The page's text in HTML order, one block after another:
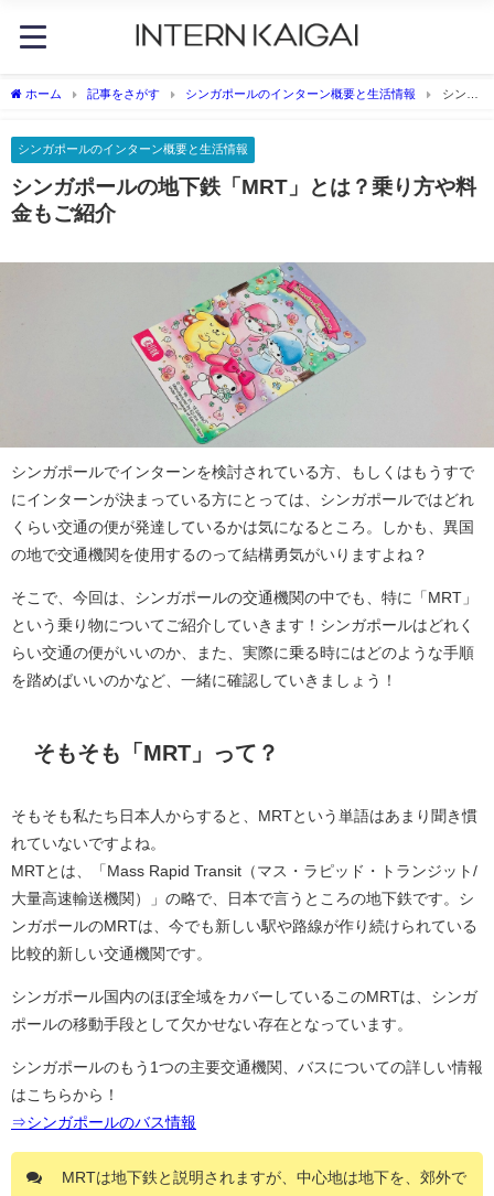
ホーム 記事をさがす シンガポールのインターン概要と生活情報
シンガ
シンガポールのインターン概要と生活情報
シンガポールの地下鉄「MRT」とは？乗り方や料
金もご紹介
シンガポールでインターンを検討されている方、もしくはもうすで
にインターンが決まっている方にとっては、シンガポールではどれ
くらい交通の便が発達しているかは気になるところ。しかも、異国
の地で交通機関を使用するのって結構勇気がいりますよね？
そこで、今回は、シンガポールの交通機関の中でも、特に「MRT」
という乗り物についてご紹介していきます！シンガポールはどれく
らい交通の便がいいのか、また、実際に乗る時にはどのような手順
を踏めばいいのかなど、一緒に確認していきましょう！
そもそも「MRT」って？
そもそも私たち日本人からすると、MRTという単語はあまり聞き慣
れていないですよね。
MRTとは、「Mass Rapid Transit（マス・ラピッド・トランジット/
大量高速輸送機関）」の略で、日本で言うところの地下鉄です。シ
ンガポールのMRTは、今でも新しい駅や路線が作り続けられている
比較的新しい交通機関です。
シンガポール国内のほぼ全域をカバーしているこのMRTは、シンガ
ポールの移動手段として欠かせない存在となっています。
シンガポールのもう1つの主要交通機関、バスについての詳しい情報
はこちらから！
⇒シンガポールのバス情報
MRTは地下鉄と説明されますが、中心地は地下を、郊外で